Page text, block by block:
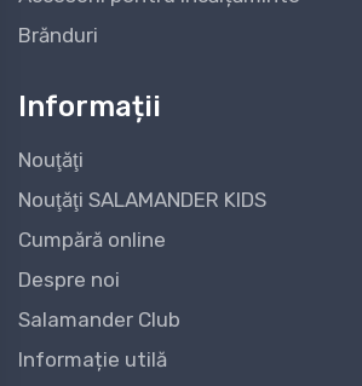
Brănduri
Informații
Nouţăţi
Nouţăţi SALAMANDER KIDS
Cumpără online
Despre noi
Salamander Club
Informație utilă